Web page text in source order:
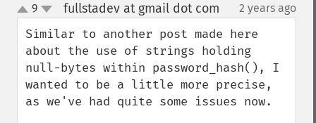
up
down
9 fullstadev at gmail dot com 2 years ago
Similar to another post made here
about the use of strings holding
null-bytes within password_hash(), I
wanted to be a little more precise,
as we've had quite some issues now.